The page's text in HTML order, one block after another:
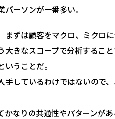
ーソンが一番多い。
ずは顧客をマクロ、ミクロ
きなスコープで分析するこ
うことだ。
しているわけではないので
なりの共通性やパターンが